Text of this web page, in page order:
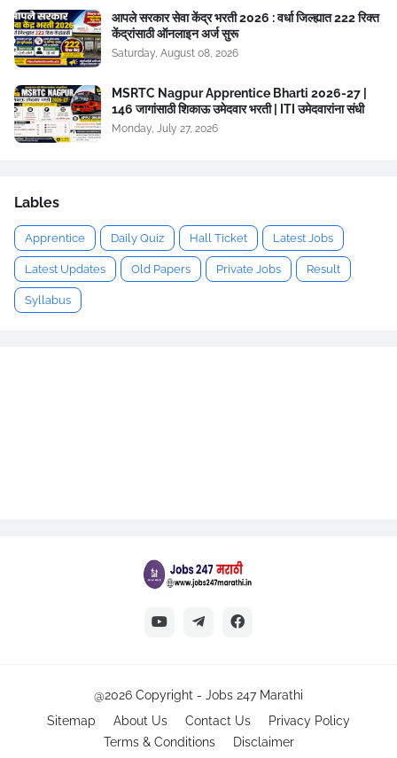
आपले सरकार सेवा केंद्र भरती 2026 : वर्धा जिल्ह्यात 222 रिक्त
केंद्रांसाठी ऑनलाइन अर्ज सुरू
Saturday, August 08, 2026
MSRTC Nagpur Apprentice Bharti 2026-27 |
146 जागांसाठी शिकाऊ उमेदवार भरती | ITI उमेदवारांना संधी
Monday, July 27, 2026
Lables
Apprentice Daily Quiz Hall Ticket Latest Jobs
Latest Updates Old Papers Private Jobs Result
Syllabus
@2026 Copyright - Jobs 247 Marathi
Sitemap
About Us Contact Us
Privacy Policy
Terms & Conditions
Disclaimer